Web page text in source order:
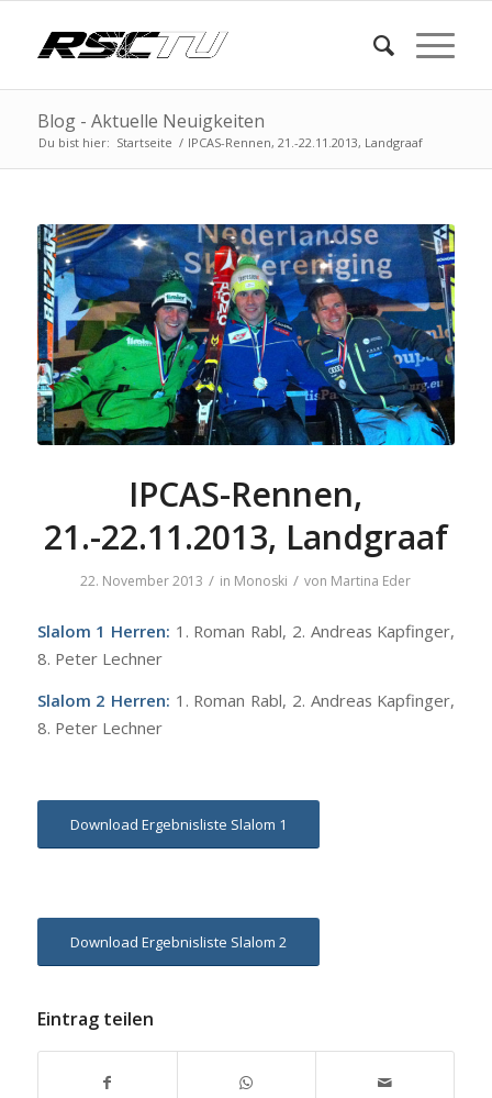
Blog - Aktuelle Neuigkeiten
Du bist hier: Startseite / IPCAS-Rennen, 21.-22.11.2013, Landgraaf
IPCAS-Rennen,
21.-22.11.2013, Landgraaf
22. November 2013 / in Monoski / von Martina Eder
Slalom 1 Herren: 1. Roman Rabl, 2. Andreas Kapfinger,
8. Peter Lechner
Slalom 2 Herren: 1. Roman Rabl, 2. Andreas Kapfinger,
8. Peter Lechner
Download Ergebnisliste Slalom 1
Download Ergebnisliste Slalom 2
Eintrag teilen